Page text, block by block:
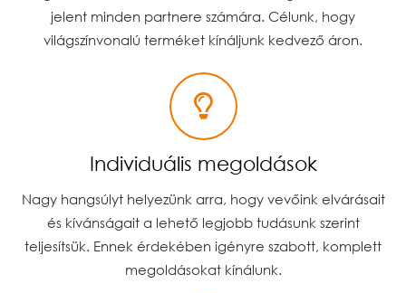
jelent minden partnere számára. Célunk, hogy
világszínvonalú terméket kínáljunk kedvező áron.
Individuális megoldások
Nagy hangsúlyt helyezünk arra, hogy vevőink elvárásait
és kívánságait a lehető legjobb tudásunk szerint
teljesítsük. Ennek érdekében igényre szabott, komplett
megoldásokat kínálunk.